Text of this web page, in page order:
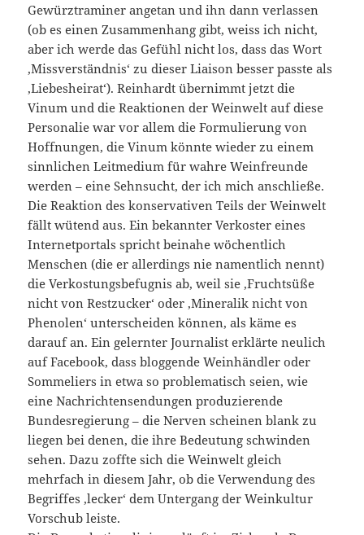
Gewürztraminer angetan und ihn dann verlassen
(ob es einen Zusammenhang gibt, weiss ich nicht,
aber ich werde das Gefühl nicht los, dass das Wort
,Missverständnis‘ zu dieser Liaison besser passte als
,Liebesheirat‘). Reinhardt übernimmt jetzt die
Vinum und die Reaktionen der Weinwelt auf diese
Personalie war vor allem die Formulierung von
Hoffnungen, die Vinum könnte wieder zu einem
sinnlichen Leitmedium für wahre Weinfreunde
werden – eine Sehnsucht, der ich mich anschließe.
Die Reaktion des konservativen Teils der Weinwelt
fällt wütend aus. Ein bekannter Verkoster eines
Internetportals spricht beinahe wöchentlich
Menschen (die er allerdings nie namentlich nennt)
die Verkostungsbefugnis ab, weil sie ,Fruchtsüße
nicht von Restzucker‘ oder ,Mineralik nicht von
Phenolen‘ unterscheiden können, als käme es
darauf an. Ein gelernter Journalist erklärte neulich
auf Facebook, dass bloggende Weinhändler oder
Sommeliers in etwa so problematisch seien, wie
eine Nachrichtensendungen produzierende
Bundesregierung – die Nerven scheinen blank zu
liegen bei denen, die ihre Bedeutung schwinden
sehen. Dazu zoffte sich die Weinwelt gleich
mehrfach in diesem Jahr, ob die Verwendung des
Begriffes ,lecker‘ dem Untergang der Weinkultur
Vorschub leiste.